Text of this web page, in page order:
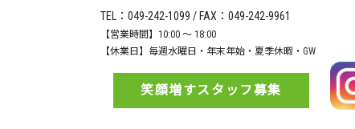
TEL：049-242-1099 / FAX：049-242-9961
【営業時間】10:00 ～ 18:00
【休業日】毎週水曜日・年末年始・夏季休暇・GW
笑顔増すスタッフ募集